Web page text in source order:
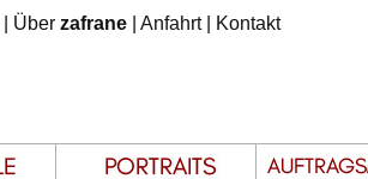
Über zafrane Anfahrt| Kontakt